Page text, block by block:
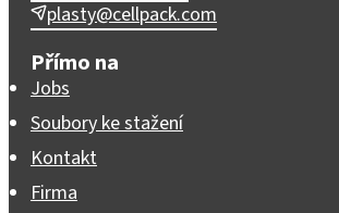
plasty@cellpack.com
Přímo na
Jobs
Soubory ke stažení
Kontakt
Firma